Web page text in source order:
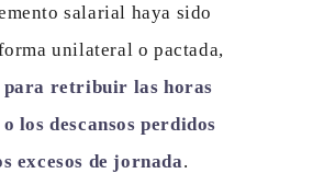
salarial haya sido
unilateral o pactada,
para retribuir las horas
los descansos perdidos
excesos de jornada.